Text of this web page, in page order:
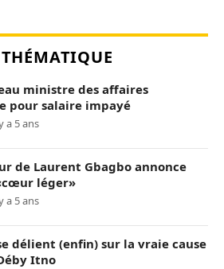
ministre des affaires
pour salaire impayé
a 5 ans
de Laurent Gbagbo annonce
léger»
a 5 ans
délient (enfin) sur la vraie cause
Itno